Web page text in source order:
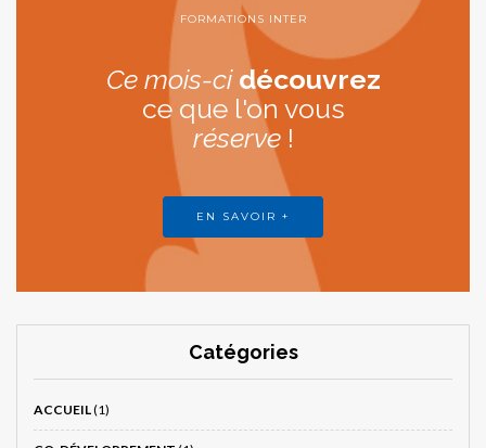
FORMATIONS INTER
Ce mois-ci découvrez
ce que l'on vous
réserve!
EN SAVOIR +
Catégories
ACCUEIL(1)